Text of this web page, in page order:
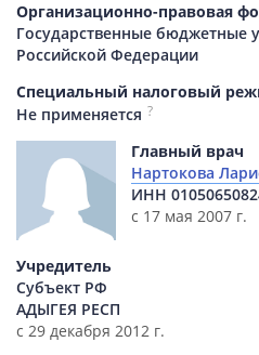
Организационно-правовая
Государственные бюджетные
Российской Федерации
Специальный налоговый
Не применяется ?
Главный врач
Нартокова
ИНН
с 17 мая 2007 г.
Учредитель
Субъект РФ
АДЫГЕЯ РЕСП
с 29 декабря 2012 г.